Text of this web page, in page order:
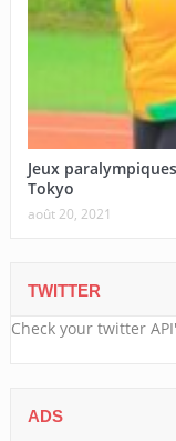
Jeux
Tokyo
août 20, 2021
TWITTER
Check your twitter
ADS